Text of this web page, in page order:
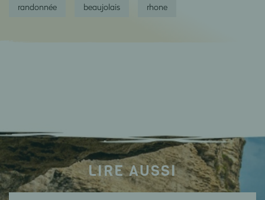
randonnée beaujolais rhone
LIRE AUSSI